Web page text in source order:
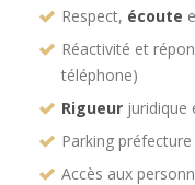
Respect, écoute
Réactivité et
téléphone)
Rigueur juridique
Parking
Accès aux